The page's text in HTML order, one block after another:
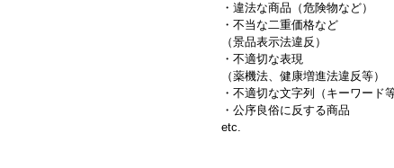
・違法な商品（危険物など）
・不当な二重価格など
（景品表示法違反）
・不適切な表現
（薬機法、健康増進法違反等）
・不適切な文字列（キーワード等
・公序良俗に反する商品
etc.